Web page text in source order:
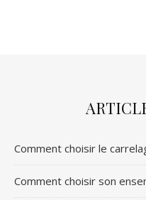
Comment choisir le
Comment choisir son